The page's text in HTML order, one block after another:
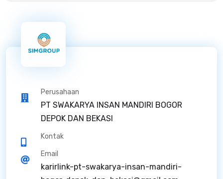
Perusahaan
PT SWAKARYA INSAN MANDIRI BOGOR
DEPOK DAN BEKASI
Kontak
Email
karirlink-pt-swakarya-insan-mandiri-